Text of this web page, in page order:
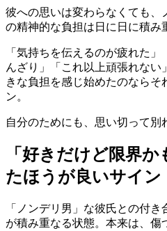
彼への思いは変わらなくても、
の精神的な負担は日に日に積み
「気持ちを伝えるのが疲れた
んざり」「これ以上頑張れな
きな負担を感じ始めたのならそ
ン。
自分のためにも、思い切って別
「好きだけど限界
たほうが良いサイン
「ノンデリ男」な彼氏との付
が積み重なる状態。本来は、傷